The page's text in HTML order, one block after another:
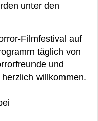
unter den
Filmfestival auf
täglich von
und
willkommen.